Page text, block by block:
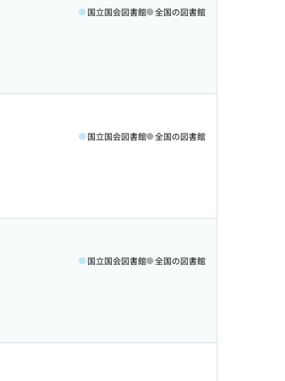
国立国会図書館 全国の図書館
国立国会図書館 全国の図書館
国立国会図書館 全国の図書館